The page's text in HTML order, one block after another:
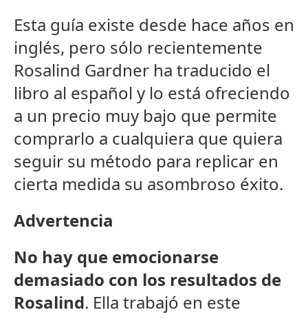
Esta guía existe desde hace años en
inglés, pero sólo recientemente
Rosalind Gardner ha traducido el
libro al español y lo está ofreciendo
a un precio muy bajo que permite
comprarlo a cualquiera que quiera
seguir su método para replicar en
cierta medida su asombroso éxito.
Advertencia
No hay que emocionarse
demasiado con los resultados de
Rosalind. Ella trabajó en este